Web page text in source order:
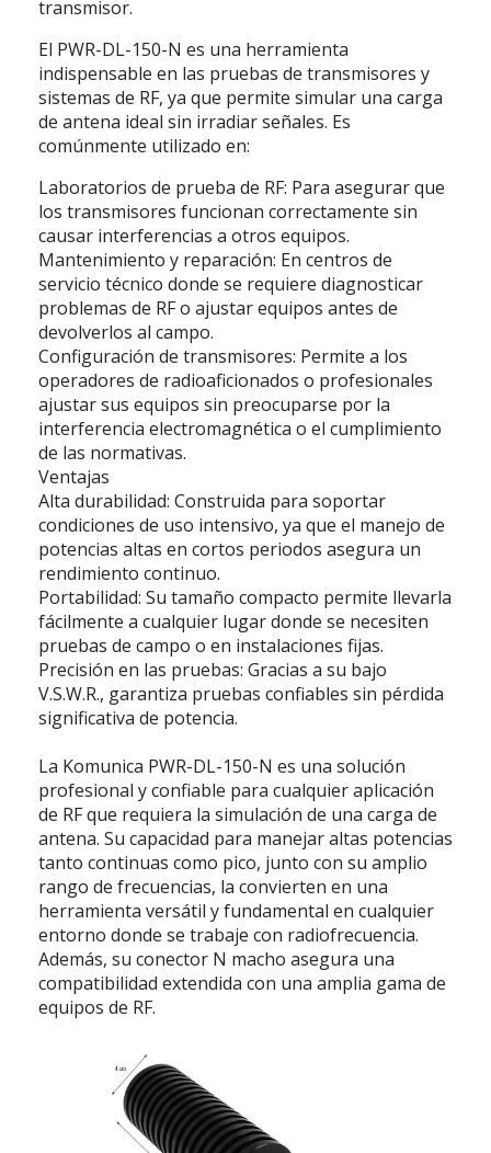
transmisor.
El PWR-DL-150-N es una herramienta
indispensable en las pruebas de transmisores y
sistemas de RF, ya que permite simular una carga
de antena ideal sin irradiar señales. Es
comúnmente utilizado en:
Laboratorios de prueba de RF: Para asegurar que
los transmisores funcionan correctamente sin
causar interferencias a otros equipos.
Mantenimiento y reparación: En centros de
servicio técnico donde se requiere diagnosticar
problemas de RF o ajustar equipos antes de
devolverlos al campo.
Configuración de transmisores: Permite a los
operadores de radioaficionados o profesionales
ajustar sus equipos sin preocuparse por la
interferencia electromagnética o el cumplimiento
de las normativas.
Ventajas
Alta durabilidad: Construida para soportar
condiciones de uso intensivo, ya que el manejo de
potencias altas en cortos periodos asegura un
rendimiento continuo.
Portabilidad: Su tamaño compacto permite llevarla
fácilmente a cualquier lugar donde se necesiten
pruebas de campo o en instalaciones fijas.
Precisión en las pruebas: Gracias a su bajo
V.S.W.R., garantiza pruebas confiables sin pérdida
significativa de potencia.
La Komunica PWR-DL-150-N es una solución
profesional y confiable para cualquier aplicación
de RF que requiera la simulación de una carga de
antena. Su capacidad para manejar altas potencias
tanto continuas como pico, junto con su amplio
rango de frecuencias, la convierten en una
herramienta versátil y fundamental en cualquier
entorno donde se trabaje con radiofrecuencia.
Además, su conector N macho asegura una
compatibilidad extendida con una amplia gama de
equipos de RF.